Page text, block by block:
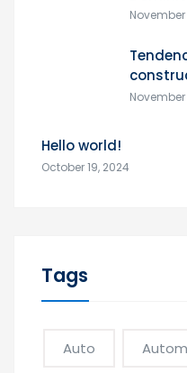
November
November
Hello world!
October 19, 2024
Tags
Auto